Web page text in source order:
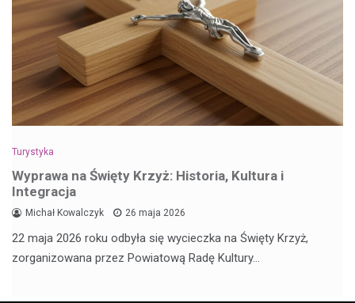
Turystyka
Wyprawa na Święty Krzyż: Historia, Kultura i
Integracja
Michał Kowalczyk 26 maja 2026
22 maja 2026 roku odbyła się wycieczka na Święty Krzyż,
zorganizowana przez Powiatową Radę Kultury…